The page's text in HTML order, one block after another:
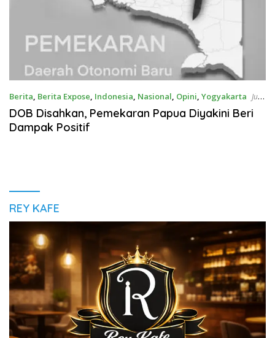
Berita, Berita Expose, Indonesia, Nasional, Opini, Yogyakarta Juli
6, 2022
DOB Disahkan, Pemekaran Papua Diyakini Beri
Dampak Positif
REY KAFE